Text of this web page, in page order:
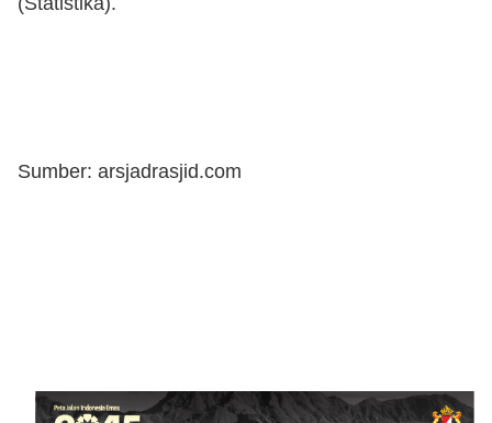
Sumber: arsjadrasjid.com